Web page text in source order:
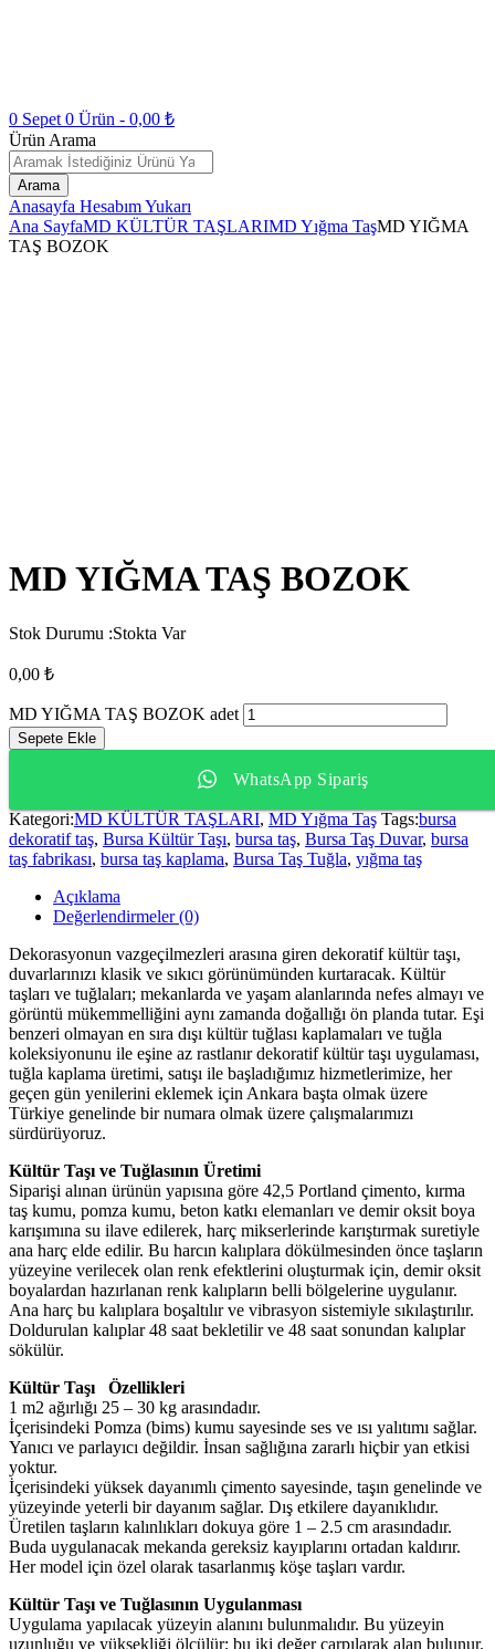
0 Sepet 0 Ürün - 0,00 ₺
Ürün Arama
Arama
Anasayfa HesabımYukarı
Ana SayfaMD KÜLTÜR TAŞLARIMD Yığma TaşMD YIĞMA
TAŞ BOZOK
MD YIĞMA TAŞ BOZOK
Stok Durumu :Stokta Var
0,00 ₺
MD YIĞMA TAŞ BOZOK adet
Sepete Ekle
WhatsApp Sipariş
Kategori:MD KÜLTÜR TAŞLARI, MD Yığma Taş Tags:bursa
dekoratif taş, Bursa Kültür Taşı, bursa taş, Bursa Taş Duvar, bursa
taş fabrikası, bursa taş kaplama, Bursa Taş Tuğla, yığma taş
Açıklama
Değerlendirmeler (0)
Dekorasyonun vazgeçilmezleri arasına giren dekoratif kültür taşı,
duvarlarınızı klasik ve sıkıcı görünümünden kurtaracak. Kültür
taşları ve tuğlaları; mekanlarda ve yaşam alanlarında nefes almayı ve
görüntü mükemmelliğini aynı zamanda doğallığı ön planda tutar. Eşi
benzeri olmayan en sıra dışı kültür tuğlası kaplamaları ve tuğla
koleksiyonunu ile eşine az rastlanır dekoratif kültür taşı uygulaması,
tuğla kaplama üretimi, satışı ile başladığımız hizmetlerimize, her
geçen gün yenilerini eklemek için Ankara başta olmak üzere
Türkiye genelinde bir numara olmak üzere çalışmalarımızı
sürdürüyoruz.
Kültür Taşı ve Tuğlasının Üretimi
Siparişi alınan ürünün yapısına göre 42,5 Portland çimento, kırma
taş kumu, pomza kumu, beton katkı elemanları ve demir oksit boya
karışımına su ilave edilerek, harç mikserlerinde karıştırmak suretiyle
ana harç elde edilir. Bu harcın kalıplara dökülmesinden önce taşların
yüzeyine verilecek olan renk efektlerini oluşturmak için, demir oksit
boyalardan hazırlanan renk kalıpların belli bölgelerine uygulanır.
Ana harç bu kalıplara boşaltılır ve vibrasyon sistemiyle sıkılaştırılır.
Doldurulan kalıplar 48 saat bekletilir ve 48 saat sonundan kalıplar
sökülür.
Kültür Taşı Özellikleri
1 m2 ağırlığı 25 – 30 kg arasındadır.
İçerisindeki Pomza (bims) kumu sayesinde ses ve ısı yalıtımı sağlar.
Yanıcı ve parlayıcı değildir. İnsan sağlığına zararlı hiçbir yan etkisi
yoktur.
İçerisindeki yüksek dayanımlı çimento sayesinde, taşın genelinde ve
yüzeyinde yeterli bir dayanım sağlar. Dış etkilere dayanıklıdır.
Üretilen taşların kalınlıkları dokuya göre 1 – 2.5 cm arasındadır.
Buda uygulanacak mekanda gereksiz kayıplarını ortadan kaldırır.
Her model için özel olarak tasarlanmış köşe taşları vardır.
Kültür Taşı ve Tuğlasının Uygulanması
Uygulama yapılacak yüzeyin alanını bulunmalıdır. Bu yüzeyin
uzunluğu ve yüksekliği ölçülür; bu iki değer çarpılarak alan bulunur.